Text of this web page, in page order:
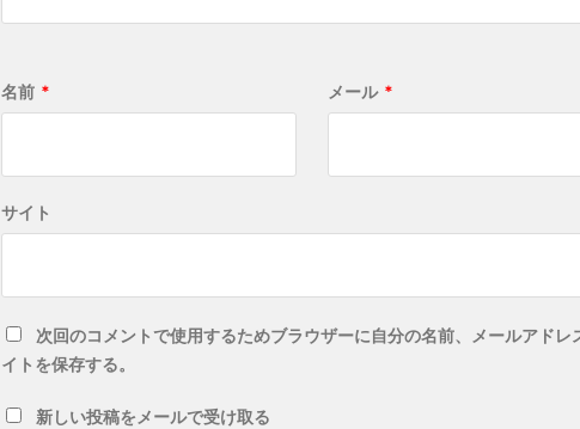
名前 * メール *
サイト
次回のコメントで使用するためブラウザーに自分の名前、メールアドレ
イトを保存する。
新しい投稿をメールで受け取る